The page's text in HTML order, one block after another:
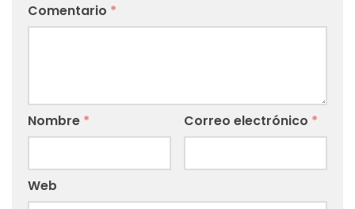
Comentario *
Nombre * Correo electrónico *
Web